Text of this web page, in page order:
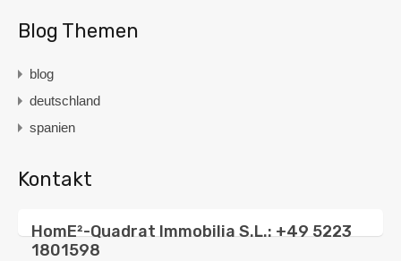
Blog Themen
blog
deutschland
spanien
Kontakt
HomE²-Quadrat Immobilia S.L.: +49 5223
1801598